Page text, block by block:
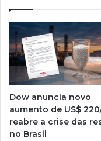
Dow anuncia novo
aumento de US$
reabre a crise das
no Brasil